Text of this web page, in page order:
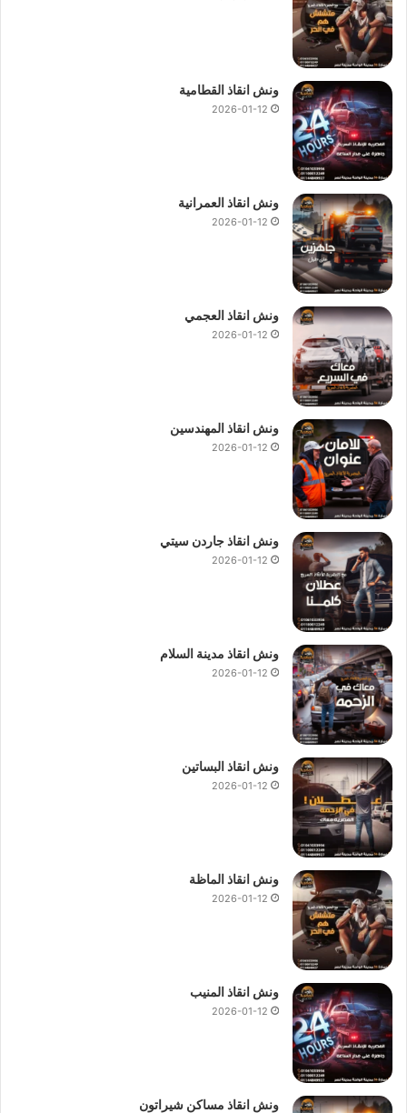
ونش انقاذ القطامية
2026-01-12
ونش انقاذ العمرانية
2026-01-12
ونش انقاذ العجمي
2026-01-12
ونش انقاذ المهندسين
2026-01-12
ونش انقاذ جاردن سيتي
2026-01-12
ونش انقاذ مدينة السلام
2026-01-12
ونش انقاذ البساتين
2026-01-12
ونش انقاذ الماظة
2026-01-12
ونش انقاذ المنيب
2026-01-12
ونش انقاذ مساكن شيراتون